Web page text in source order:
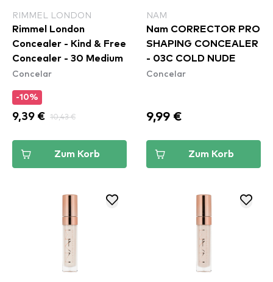
RIMMEL LONDON
Rimmel London
Concealer - Kind & Free
Concealer - 30 Medium
Concelar
-10%
9,39 € 10,43 €
Zum Korb
NAM
Nam CORRECTOR PRO
SHAPING CONCEALER
- 03C COLD NUDE
Concelar
9,99 €
Zum Korb